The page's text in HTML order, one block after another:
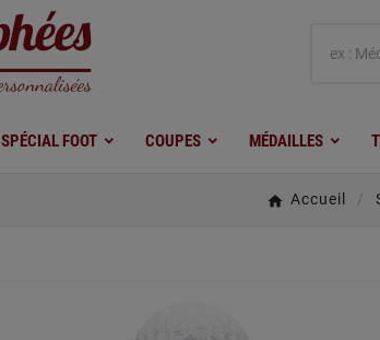
SPÉCIAL FOOT COUPES MÉDAILLES
Accueil